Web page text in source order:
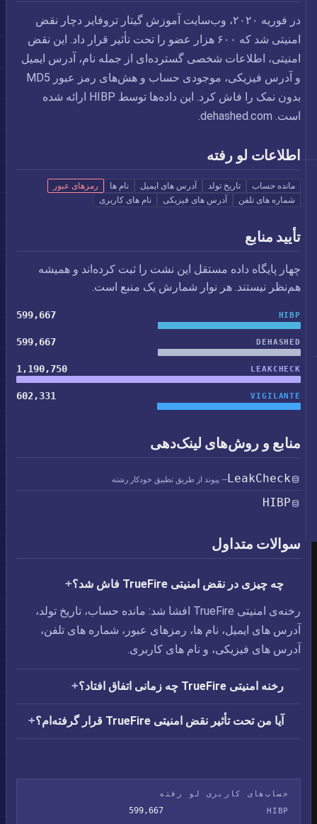
در فوریه ۲۰۲۰، وب‌سایت آموزش گیتار تروفایر دچار نقض
امنیتی شد که ۶۰۰ هزار عضو را تحت تأثیر قرار داد. این نقض
امنیتی، اطلاعات شخصی گسترده‌ای از جمله نام، آدرس ایمیل
و آدرس فیزیکی، موجودی حساب و هش‌های رمز عبور MD5
بدون نمک را فاش کرد. این داده‌ها توسط HIBP ارائه شده
است. dehashed.com.
اطلاعات لو رفته
مانده حساب تاریخ تولد آدرس های ایمیل نام ها
رمزهای عبور
شماره های تلفن
آدرس های فیزیکی نام های کاربری
تأیید منابع
چهار پایگاه داده مستقل این نشت را ثبت کرده‌اند و همیشه
هم‌نظر نیستند. هر نوار شمارش یک منبع است.
HIBP
599,667
DEHASHED
599,667
LEAKCHECK
1,190,750
VIGILANTE
602,331
منابع و روش‌های لینک‌دهی
LeakCheck— پیوند از طریق تطبیق خودکار رشته
HIBP
سوالات متداول
چه چیزی در نقض امنیتی TrueFire فاش شد؟
رخنه‌ی امنیتی TrueFire افشا شد: مانده حساب،‏ تاریخ تولد،‏
آدرس های ایمیل،‏ نام ها،‏ رمزهای عبور،‏ شماره های تلفن،‏
آدرس های فیزیکی، و نام های کاربری.
رخنه امنیتی TrueFire چه زمانی اتفاق افتاد؟
آیا من تحت تأثیر نقض امنیتی TrueFire قرار گرفته‌ام؟
حساب‌های کاربری لو رفته
HIBP
599,667